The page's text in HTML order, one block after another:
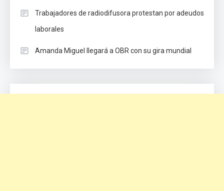
Trabajadores de radiodifusora protestan por adeudos
laborales
Amanda Miguel llegará a OBR con su gira mundial